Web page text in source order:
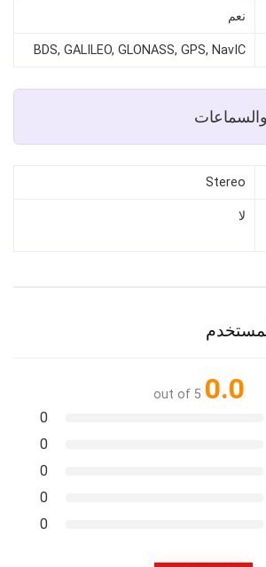
نعم
BDS, GALILEO, GLONASS, GPS, NavIC
Stereo
لا
0.0
out of 5
0
0
0
0
0